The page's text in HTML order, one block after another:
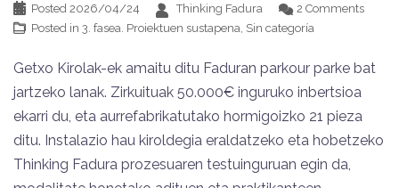
Posted 2026/04/24 Thinking Fadura
2 Comments
Posted in 3. fasea. Proiektuen sustapena Sin categoría
Getxo Kirolak-ek amaitu ditu Faduran parkour parke bat
jartzeko lanak. Zirkuituak 50.000€ inguruko inbertsioa
ekarri du, eta aurrefabrikatutako hormigoizko 21 pieza
ditu. Instalazio hau kiroldegia eraldatzeko eta hobetzeko
Thinking Fadura prozesuaren testuinguruan egin da,